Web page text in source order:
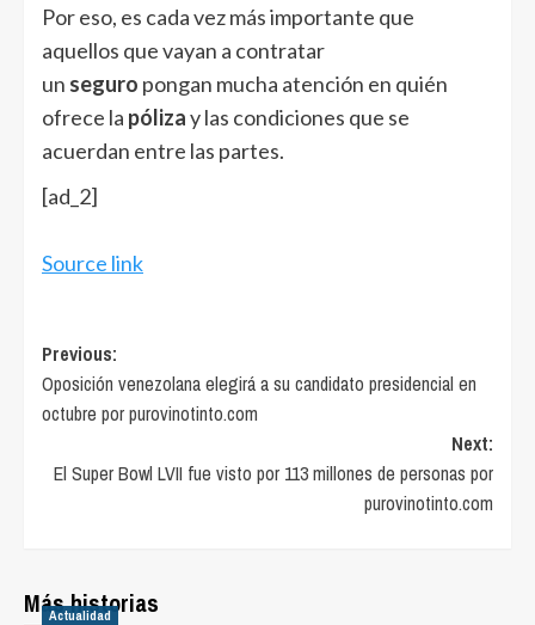
Por eso, es cada vez más importante que
aquellos que vayan a contratar
un seguro pongan mucha atención en quién
ofrece la pólizay las condiciones que se
acuerdan entre las partes.
[ad_2]
Source link
Post
navigation
Previous:
Oposición venezolana elegirá a su candidato presidencial en
octubre por purovinotinto.com
Next:
El Super Bowl LVII fue visto por 113 millones de personas por
purovinotinto.com
Más historias
Actualidad